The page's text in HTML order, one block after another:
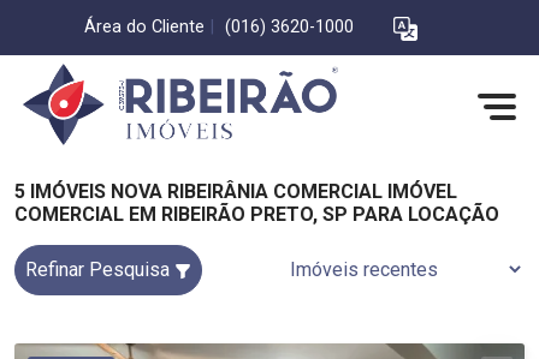
Área do Cliente (016) 3620-1000
5 IMÓVEIS NOVA RIBEIRÂNIA COMERCIAL IMÓVEL
COMERCIAL EM RIBEIRÃO PRETO, SP PARA LOCAÇÃO
Refinar Pesquisa